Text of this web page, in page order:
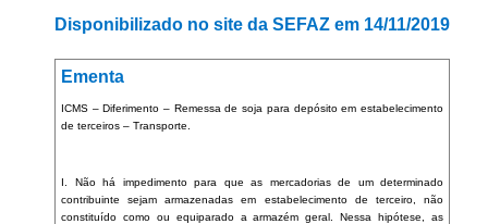
Disponibilizado no site da SEFAZ em 14/11/2019
Ementa
ICMS – Diferimento – Remessa de soja para depósito em estabelecimento
de terceiros – Transporte.
I. Não há impedimento para que as mercadorias de um determinado
contribuinte sejam armazenadas em estabelecimento de terceiro, não
constituído como ou equiparado a armazém geral. Nessa hipótese, as